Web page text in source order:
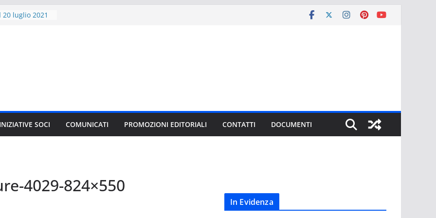
luglio 2021
20 anni
per
2021
E GLI
il nuovo
Rowling in
INIZIATIVE SOCI COMUNICATI PROMOZIONI EDITORIALI CONTATTI DOCUMENTI
4029-824×550
In Evidenza